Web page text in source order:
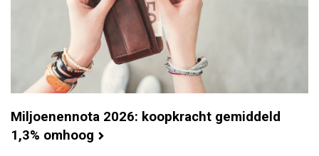
Miljoenennota 2026: koopkracht gemiddeld
1,3% omhoog